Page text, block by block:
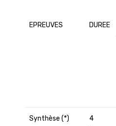
EPREUVES DUREE
Synthèse (*)
4